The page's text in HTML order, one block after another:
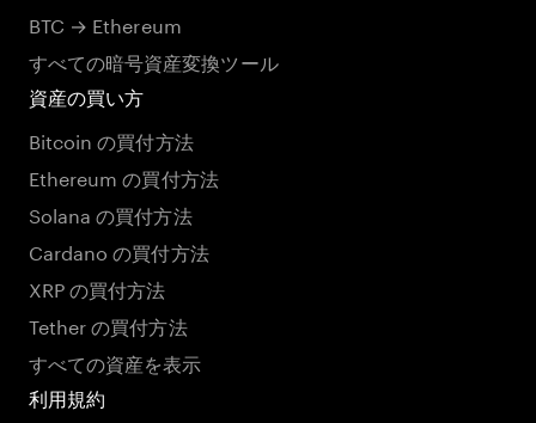
BTC → Ethereum
すべての暗号資産変換ツール
資産の買い方
Bitcoin の買付方法
Ethereum の買付方法
Solana の買付方法
Cardano の買付方法
XRP の買付方法
Tether の買付方法
すべての資産を表示
利用規約